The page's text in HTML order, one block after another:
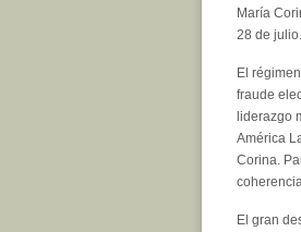
María
28 de julio.
El
fraude
liderazgo
América
Corina.
El gran